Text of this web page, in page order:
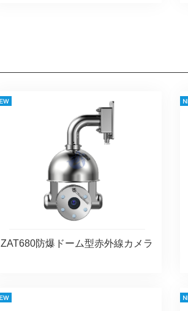
ZAT680防爆ドーム型赤外線カメラ